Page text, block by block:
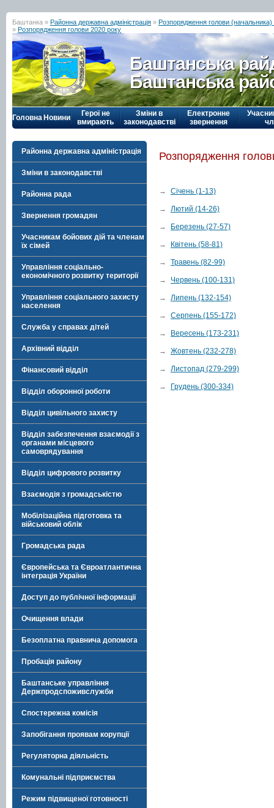
Баштанка » Районна державна адміністрація » Розпорядження голови (начальника)
» Розпорядження голови 2020 року
Баштанська
Баштанська
Головна Новини
Герої не
вмирають
Зміни в
законодавстві
Електронне
звернення
Районна державна адміністрація
Зміни в законодавстві
Районна рада
Звернення громадян
Учасникам бойових дій та членам
їх сімей
Управління соціально-
економічного розвитку території
Управління соціального захисту
населення
Служба у справах дітей
Архівний відділ
Фінансовий відділ
Відділ оборонної роботи
Відділ цивільного захисту
Відділ забезпечення взаємодії з
органами місцевого
самоврядування
Відділ цифрового розвитку
Взаємодія з громадськістю
Мобілізаційна підготовка та
військовий облік
Громадська рада
Європейська та Євроатлантична
інтеграція України
Доступ до публічної інформації
Очищення влади
Безоплатна правнича допомога
Пробація району
Баштанське управління
Держпродспоживслужби
Спостережна комісія
Запобігання проявам корупції
Регуляторна діяльність
Комунальні підприємства
Режим підвищеної готовності
Розпорядження
→ Січень (1-13)
→ Лютий (14-26)
→ Березень (27-57)
→ Квітень (58-81)
→ Травень (82-99)
→ Червень (100-131)
→ Липень (132-154)
→ Серпень (155-172)
→ Вересень (173-231)
→ Жовтень (232-278)
→ Листопад (279-299)
→ Грудень (300-334)